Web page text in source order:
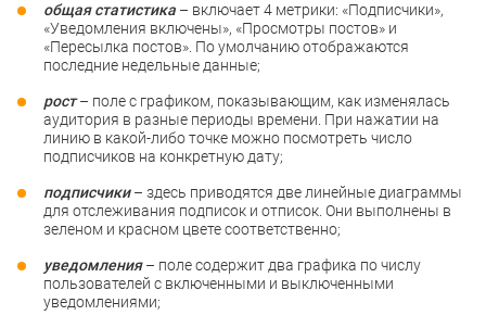
общая статистика – включает 4 метрики: «Подписчики»,
«Уведомления включены», «Просмотры постов» и
«Пересылка постов». По умолчанию отображаются
последние недельные данные;
рост– поле с графиком, показывающим, как изменялась
аудитория в разные периоды времени. При нажатии на
линию в какой-либо точке можно посмотреть число
подписчиков на конкретную дату;
подписчики– здесь приводятся две линейные диаграммы
для отслеживания подписок и отписок. Они выполнены в
зеленом и красном цвете соответственно;
уведомления– поле содержит два графика по числу
пользователей с включенными и выключенными
уведомлениями;